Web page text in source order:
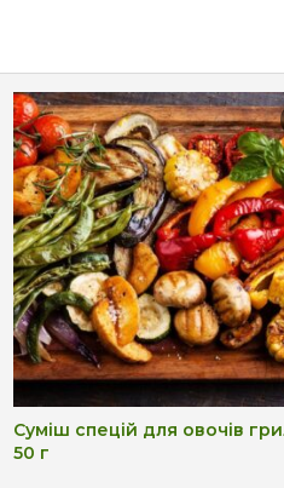
Суміш спецій для овочів
50 г